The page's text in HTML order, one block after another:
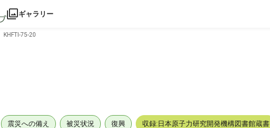
ギャラリー
KHFTI-75-20
震災への備え 被災状況 復興 収録:日本原子力研究開発機構図書館蔵書